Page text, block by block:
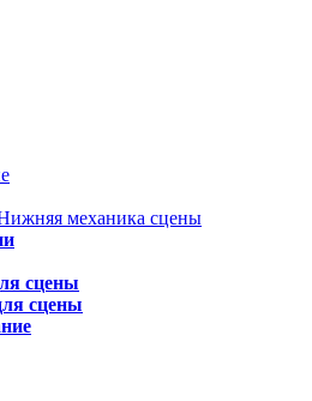
механика сцены
сцены
сцены